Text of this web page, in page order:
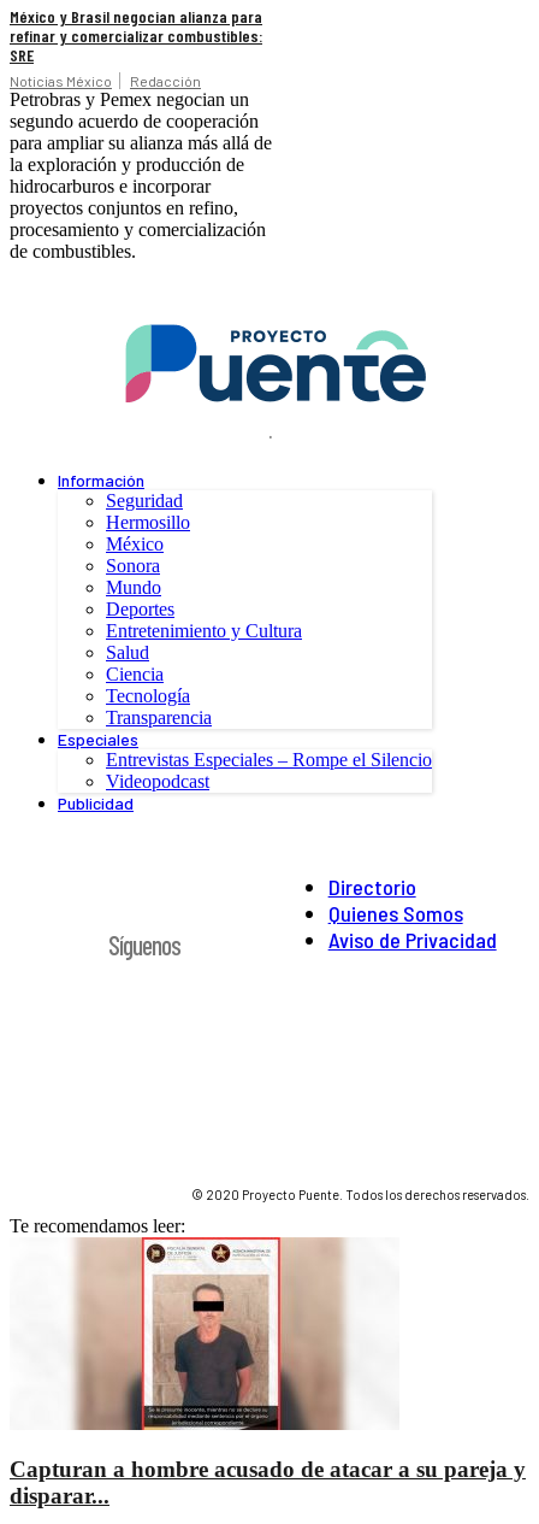
México y Brasil negocian alianza para
refinar y comercializar combustibles:
SRE
Noticias México Redacción
Petrobras y Pemex negocian un
segundo acuerdo de cooperación
para ampliar su alianza más allá de
la exploración y producción de
hidrocarburos e incorporar
proyectos conjuntos en refino,
procesamiento y comercialización
de combustibles.
.
Información
Seguridad
Hermosillo
México
Sonora
Mundo
Deportes
Entretenimiento y Cultura
Salud
Ciencia
Tecnología
Transparencia
Especiales
Entrevistas Especiales – Rompe el Silencio
Videopodcast
Publicidad
Directorio
Quienes Somos
Aviso de Privacidad
Síguenos
© 2020 Proyecto Puente. Todos los derechos reservados.
Te recomendamos leer:
Capturan a hombre acusado de atacar a su pareja y
disparar...